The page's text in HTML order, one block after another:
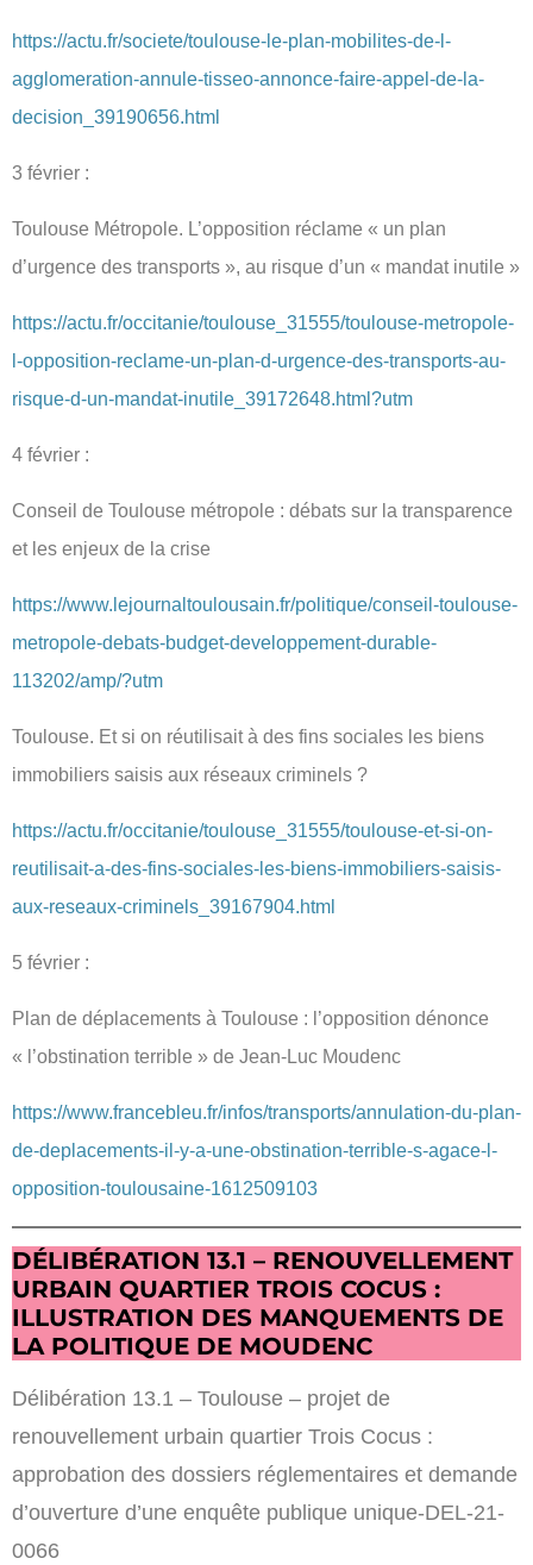
https://actu.fr/societe/toulouse-le-plan-mobilites-de-l-
agglomeration-annule-tisseo-annonce-faire-appel-de-la-
decision_39190656.html
3 février :
Toulouse Métropole. L’opposition réclame « un plan
d’urgence des transports », au risque d’un « mandat inutile »
https://actu.fr/occitanie/toulouse_31555/toulouse-metropole-
l-opposition-reclame-un-plan-d-urgence-des-transports-au-
risque-d-un-mandat-inutile_39172648.html?utm
4 février :
Conseil de Toulouse métropole : débats sur la transparence
et les enjeux de la crise
https://www.lejournaltoulousain.fr/politique/conseil-toulouse-
metropole-debats-budget-developpement-durable-
113202/amp/?utm
Toulouse. Et si on réutilisait à des fins sociales les biens
immobiliers saisis aux réseaux criminels ?
https://actu.fr/occitanie/toulouse_31555/toulouse-et-si-on-
reutilisait-a-des-fins-sociales-les-biens-immobiliers-saisis-
aux-reseaux-criminels_39167904.html
5 février :
Plan de déplacements à Toulouse : l’opposition dénonce
« l’obstination terrible » de Jean-Luc Moudenc
https://www.francebleu.fr/infos/transports/annulation-du-plan-
de-deplacements-il-y-a-une-obstination-terrible-s-agace-l-
opposition-toulousaine-1612509103
DÉLIBÉRATION 13.1 – RENOUVELLEMENT
URBAIN QUARTIER TROIS COCUS :
ILLUSTRATION DES MANQUEMENTS DE
LA POLITIQUE DE MOUDENC
Délibération 13.1 – Toulouse – projet de
renouvellement urbain quartier Trois Cocus :
approbation des dossiers réglementaires et demande
d’ouverture d’une enquête publique unique-DEL-21-
0066